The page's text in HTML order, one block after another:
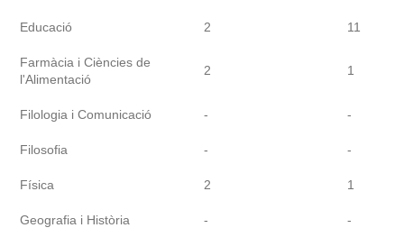
Educació 2 11
Farmàcia i Ciències de
l'Alimentació
2 1
Filologia i Comunicació - -
Filosofia - -
Física 2 1
Geografia i Història - -